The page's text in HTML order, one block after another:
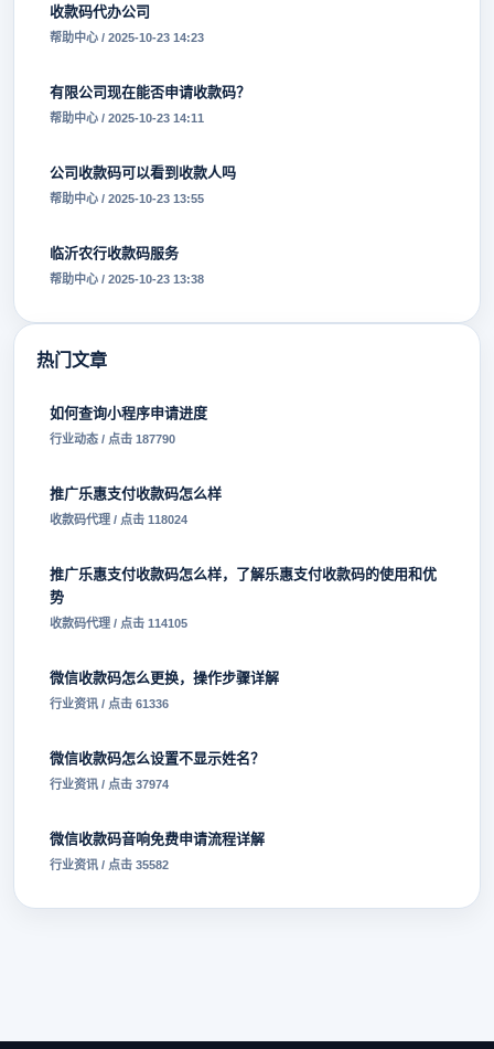
收款码代办公司
帮助中心 / 2025-10-23 14:23
有限公司现在能否申请收款码？
帮助中心 / 2025-10-23 14:11
公司收款码可以看到收款人吗
帮助中心 / 2025-10-23 13:55
临沂农行收款码服务
帮助中心 / 2025-10-23 13:38
热门文章
如何查询小程序申请进度
行业动态 / 点击 187790
推广乐惠支付收款码怎么样
收款码代理 / 点击 118024
推广乐惠支付收款码怎么样，了解乐惠支付收款码的使用和优
势
收款码代理 / 点击 114105
微信收款码怎么更换，操作步骤详解
行业资讯 / 点击 61336
微信收款码怎么设置不显示姓名？
行业资讯 / 点击 37974
微信收款码音响免费申请流程详解
行业资讯 / 点击 35582